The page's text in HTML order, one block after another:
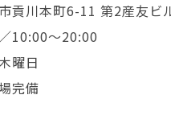
貢川本町6-11 第2産友ビ
10:00〜20:00
曜日
完備